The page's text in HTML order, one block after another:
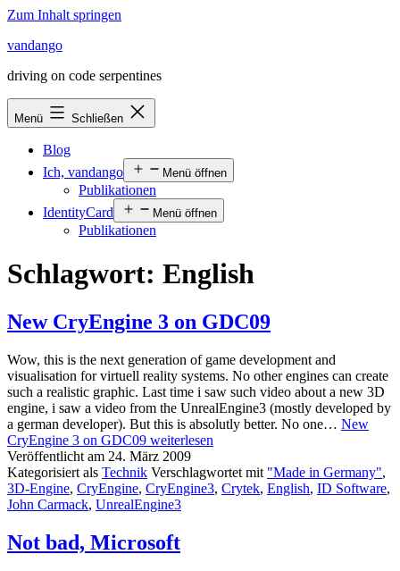
Zum Inhalt springen
vandango
driving on code serpentines
Menü Schließen
Blog
Ich, vandango
Menü öffnen
Publikationen
IdentityCard
Menü öffnen
Publikationen
Schlagwort: English
New CryEngine 3 on GDC09
Wow, this is the next generation of game development and
visualisation for virtuell reality systems. No other engines can create
such a realistic graphic. Last time i saw such video about a new 3D
engine, i saw a video from the UnrealEngine3 (mostly developed by
a german developer). But this is absolutly better. No one… New
CryEngine 3 on GDC09 weiterlesen
Veröffentlicht am 24. März 2009
Kategorisiert als Technik Verschlagwortet mit "Made in Germany",
3D-Engine, CryEngine, CryEngine3, Crytek, English, ID Software,
John Carmack, UnrealEngine3
Not bad, Microsoft